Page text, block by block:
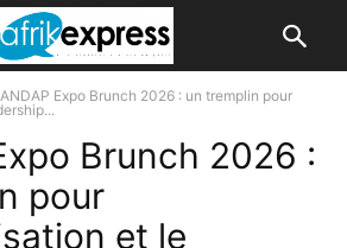
Expo Brunch 2026 : un tremplin pour
Brunch 2026 :
pour
et le